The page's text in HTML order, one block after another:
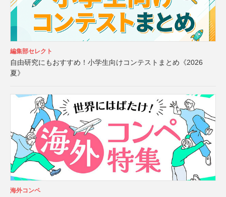
編集部セレクト
自由研究にもおすすめ！小学生向けコンテストまとめ《2026
夏》
海外コンペ